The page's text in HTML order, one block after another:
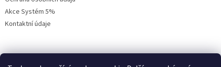
Akce Systém 5%
Kontaktní údaje